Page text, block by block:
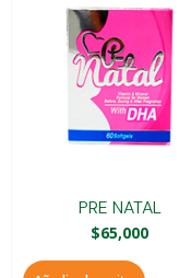
PRE NATAL
$65,000